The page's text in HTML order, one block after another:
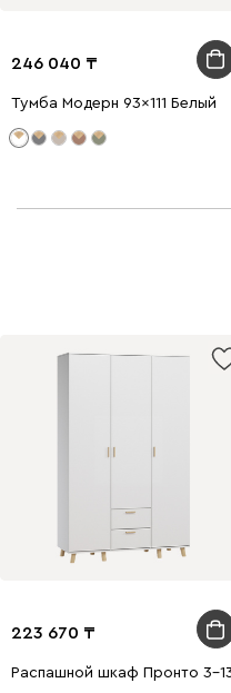
246 040
Тумба Модерн 93x111 Белый
223 670
Распашной шкаф Пронто 3-